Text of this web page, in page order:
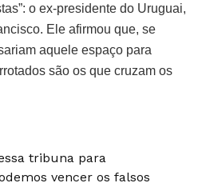
o ex-presidente do Uruguai,
Ele afirmou que, se
aquele espaço para
são os que cruzam os
tribuna para
vencer os falsos